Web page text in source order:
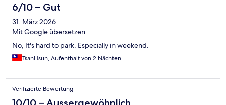
6/10 – Gut
31. März 2026
Mit Google übersetzen
No, It's hard to park. Especially in weekend.
TsanHsun, Aufenthalt von 2 Nächten
Verifizierte Bewertung